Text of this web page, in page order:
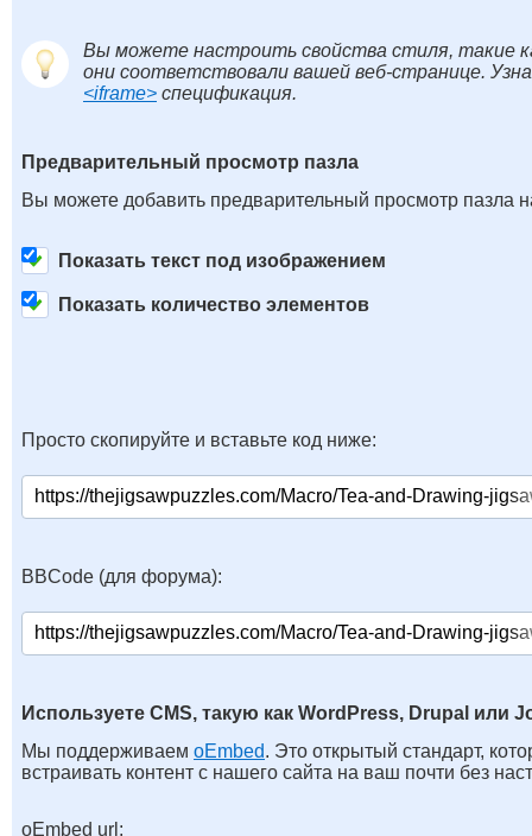
Вы можете настроить свойства стиля, такие
они соответствовали вашей веб-странице.
<iframe> спецификация.
Предварительный просмотр пазла
Вы можете добавить предварительный просмотр пазла
Показать текст под изображением
Показать количество элементов
Просто скопируйте и вставьте код ниже:
BBCode (для форума):
Используете CMS, такую как WordPress, Drupal или
Мы поддерживаем oEmbed. Это открытый стандарт,
встраивать контент с нашего сайта на ваш почти без
oEmbed url: